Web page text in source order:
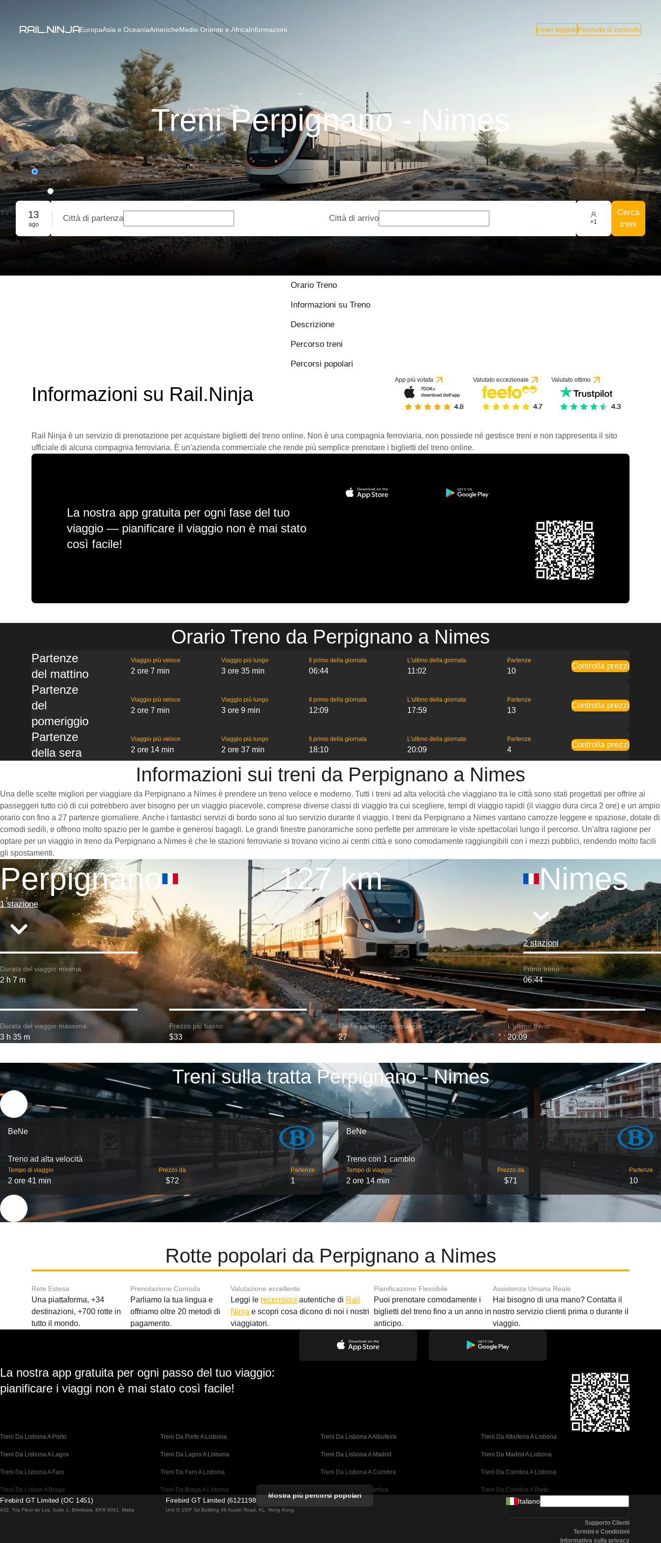
EuropaAsia e OceaniaAmericheMedio Oriente e AfricaInformazioni I miei bigliettiPannello di controllo
Treni Perpignano - Nimes
Solo andata
Andata e ritorno
Prenotazione di gruppo
13
ago
Città di partenza Città di arrivo ×1
Cerca
treni
Orario Treno
Informazioni su Treno
Descrizione
Percorso treni
Percorsi popolari
Informazioni su Rail.Ninja
App più votata Valutato eccezionale Valutato ottimo
Rail Ninja è un servizio di prenotazione per acquistare biglietti del treno online. Non è una compagnia ferroviaria, non possiede né gestisce treni e non rappresenta il sito
ufficiale di alcuna compagnia ferroviaria. È un'azienda commerciale che rende più semplice prenotare i biglietti del treno online.
La nostra app gratuita per ogni fase del tuo
viaggio — pianificare il viaggio non è mai stato
così facile!
Orario Treno da Perpignano a Nimes
Partenze
del mattino
Viaggio più veloce
2 ore 7 min
Viaggio più lungo
3 ore 35 min
Il primo della giornata
06:44
L'ultimo della giornata
11:02
Partenze
10
Controlla prezzi
Partenze
del
pomeriggio
Viaggio più veloce
2 ore 7 min
Viaggio più lungo
3 ore 9 min
Il primo della giornata
12:09
L'ultimo della giornata
17:59
Partenze
13
Controlla prezzi
Partenze
della sera
Viaggio più veloce
2 ore 14 min
Viaggio più lungo
2 ore 37 min
Il primo della giornata
18:10
L'ultimo della giornata
20:09
Partenze
4
Controlla prezzi
Informazioni sui treni da Perpignano a Nimes
Una delle scelte migliori per viaggiare da Perpignano a Nimes è prendere un treno veloce e moderno. Tutti i treni ad alta velocità che viaggiano tra le città sono stati progettati per offrire ai
passeggeri tutto ciò di cui potrebbero aver bisogno per un viaggio piacevole, comprese diverse classi di viaggio tra cui scegliere, tempi di viaggio rapidi (il viaggio dura circa 2 ore) e un ampio
orario con fino a 27 partenze giornaliere. Anche i fantastici servizi di bordo sono al tuo servizio durante il viaggio. I treni da Perpignano a Nimes vantano carrozze leggere e spaziose, dotate di
comodi sedili, e offrono molto spazio per le gambe e generosi bagagli. Le grandi finestre panoramiche sono perfette per ammirare le viste spettacolari lungo il percorso. Un'altra ragione per
optare per un viaggio in treno da Perpignano a Nimes è che le stazioni ferroviarie si trovano vicino ai centri città e sono comodamente raggiungibili con i mezzi pubblici, rendendo molto facili
gli spostamenti.
Perpignano
1 stazione
127 km Nimes
2 stazioni
Durata del viaggio minima:
2 h 7 m
Primo treno:
06:44
Durata del viaggio massima:
3 h 35 m
Prezzo più basso:
$33
Media partenze giornaliere:
27
L'ultimo treno:
20:09
Treni sulla tratta Perpignano - Nimes
BeNe
Treno ad alta velocità
Tempo di viaggio
2 ore 41 min
Prezzo da
$72
Partenze
1
BeNe
Treno con 1 cambio
Tempo di viaggio
2 ore 14 min
Prezzo da
$71
Partenze
10
Rotte popolari da Perpignano a Nimes
Rete Estesa
Una piattaforma, +34
destinazioni, +700 rotte in
tutto il mondo.
Prenotazione Comoda
Parliamo la tua lingua e
offriamo oltre 20 metodi di
pagamento.
Valutazione eccellente
Leggi le recensioni autentiche di Rail
Ninja e scopri cosa dicono di noi i nostri
viaggiatori.
Pianificazione Flessibile
Puoi prenotare comodamente i
biglietti del treno fino a un anno in
anticipo.
Assistenza Umana Reale
Hai bisogno di una mano? Contatta il
nostro servizio clienti prima o durante il
viaggio.
La nostra app gratuita per ogni passo del tuo viaggio:
pianificare i viaggi non è mai stato così facile!
Treni Da Lisbona A Porto Treni Da Porto A Lisbona Treni Da Lisbona A Albufeira Treni Da Albufeira A Lisbona
Treni Da Lisbona A Lagos Treni Da Lagos A Lisbona Treni Da Lisbona A Madrid Treni Da Madrid A Lisbona
Treni Da Lisbona A Faro Treni Da Faro A Lisbona Treni Da Lisbona A Coimbra Treni Da Coimbra A Lisbona
Treni Da Lisbon A Braga Treni Da Braga A Lisbona Treni Da Porto A Coimbra Treni Da Coimbra A Porto
Treni Da Barcellona A Madrid Treni Da Madrid A Barcellona Treni Da Valencia A Barcellona
Mostra più percorsi popolari
Firebird GT Limited (OC 1451)
432, Triq Fleur de Lys, Suite 1, Birkirkara, BKR 9061, Malta
Firebird GT Limited (61211989)
Unit G 15/F Tal Building 49 Austin Road, KL, Hong Kong
Italiano
Supporto Clienti
Termini e Condizioni
Informativa sulla privacy